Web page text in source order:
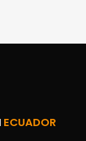
ECUADOR